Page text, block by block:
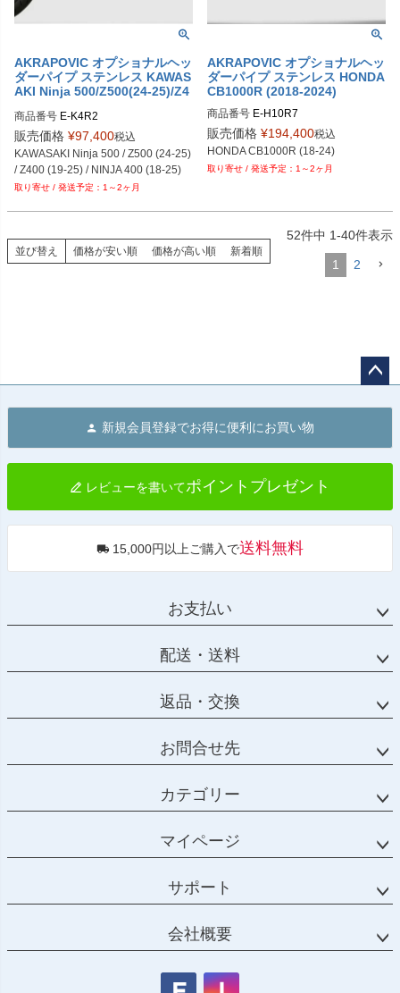
AKRAPOVIC オプショナルヘッ
ダーパイプ ステンレス KAWAS
AKI Ninja 500/Z500(24-25)/Z4
商品番号 E-K4R2
販売価格 ¥97,400税込
KAWASAKI Ninja 500 / Z500 (24-25)
/ Z400 (19-25) / NINJA 400 (18-25)
1～2ヶ月
AKRAPOVIC オプショナルヘッ
ダーパイプ ステンレス HONDA
CB1000R (2018-2024)
商品番号 E-H10R7
販売価格 ¥194,400税込
HONDA CB1000R (18-24)
1～2ヶ月
並び替え 価格が安い順 価格が高い順 新着順
52件中 1-40件表示
1 2
へ
新規会員登録でお得に便利にお買い物
レビューを書いてポイントプレゼント
15,000円以上ご購入で送料無料
お支払い
配送・送料
返品・交換
お問合せ先
カテゴリー
マイページ
サポート
会社概要